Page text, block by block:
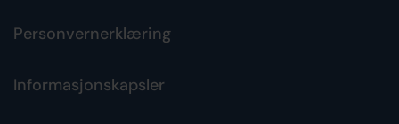
Personvernerklæring
Informasjonskapsler